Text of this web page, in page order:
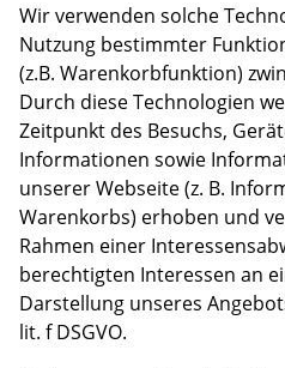
Wir verwenden solche
Nutzung bestimmter
(z.B. Warenkorbfunktion)
Durch diese Technologien
Zeitpunkt des Besuchs,
Informationen sowie
unserer Webseite (z. B.
Warenkorbs) erhoben und
Rahmen einer
berechtigten Interessen an
Darstellung unseres
lit. f DSGVO.